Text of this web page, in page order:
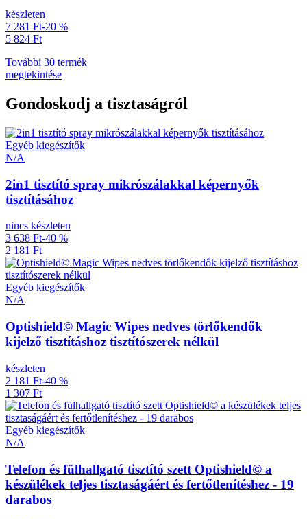
készleten
7 281 Ft-20 %
5 824 Ft
További 30 termék
megtekintése
Gondoskodj a tisztaságról
Egyéb kiegészítők
N/A
2in1 tisztító spray mikrószálakkal képernyők
tisztításához
nincs készleten
3 638 Ft-40 %
2 181 Ft
Egyéb kiegészítők
N/A
Optishield© Magic Wipes nedves törlőkendők
kijelző tisztításhoz tisztítószerek nélkül
készleten
2 181 Ft-40 %
1 307 Ft
Egyéb kiegészítők
N/A
Telefon és fülhallgató tisztító szett Optishield© a
készülékek teljes tisztaságáért és fertőtlenítéshez - 19
darabos